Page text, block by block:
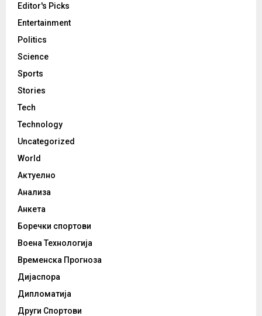
Editor's Picks
Entertainment
Politics
Science
Sports
Stories
Tech
Technology
Uncategorized
World
Актуелно
Анализа
Анкета
Боречки спортови
Воена Технологија
Временска Прогноза
Дијаспора
Дипломатија
Други Спортови